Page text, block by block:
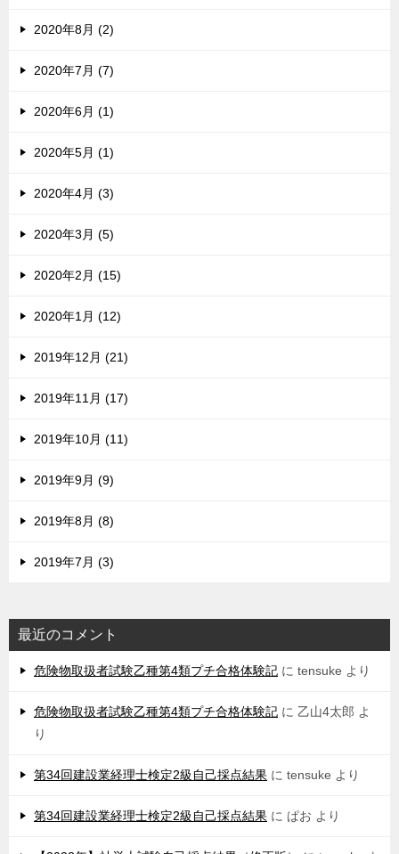
2020年8月 (2)
2020年7月 (7)
2020年6月 (1)
2020年5月 (1)
2020年4月 (3)
2020年3月 (5)
2020年2月 (15)
2020年1月 (12)
2019年12月 (21)
2019年11月 (17)
2019年10月 (11)
2019年9月 (9)
2019年8月 (8)
2019年7月 (3)
最近のコメント
危険物取扱者試験乙種第4類プチ合格体験記 に tensuke より
危険物取扱者試験乙種第4類プチ合格体験記 に 乙山4太郎 よ
り
第34回建設業経理士検定2級自己採点結果 に tensuke より
第34回建設業経理士検定2級自己採点結果 に ぱお より